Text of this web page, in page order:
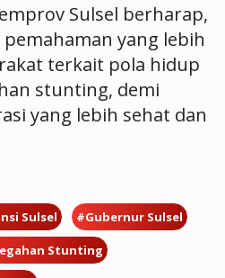
Sulsel berharap,
yang lebih
terkait pola hidup
stunting, demi
yang lebih sehat dan
Sulsel #Gubernur Sulsel
Stunting